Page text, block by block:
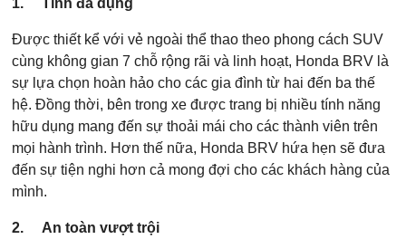
1. Tính đa dụng
Được thiết kể với vẻ ngoài thể thao theo phong cách SUV
cùng không gian 7 chỗ rộng rãi và linh hoạt, Honda BRV là
sự lựa chọn hoàn hảo cho các gia đình từ hai đến ba thế
hệ. Đồng thời, bên trong xe được trang bị nhiều tính năng
hữu dụng mang đến sự thoải mái cho các thành viên trên
mọi hành trình. Hơn thế nữa, Honda BRV hứa hẹn sẽ đưa
đến sự tiện nghi hơn cả mong đợi cho các khách hàng của
mình.
2. An toàn vượt trội